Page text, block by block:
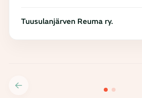
Tuusulanjärven Reuma ry.